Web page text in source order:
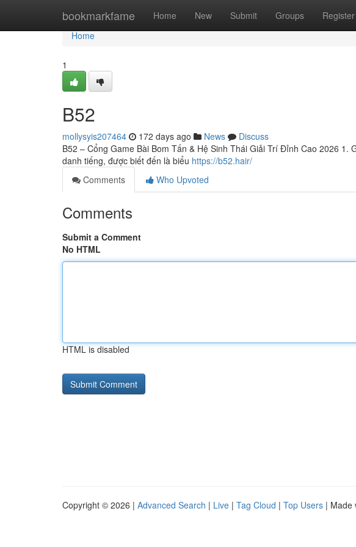
bookmarkfame Home New Submit Groups Register
Home
Home
1
B52
mollysyis207464 172 days ago News
Discuss
B52 – Cổng Game Bài Bom Tấn & Hệ Sinh Thái Giải Trí Đỉnh Cao 2026
danh tiếng, được biết đến là biểu https://b52.hair/
Comments
Who Upvoted
Comments
Submit a Comment
No HTML
HTML is disabled
Copyright © 2026 | Advanced Search | Live | Tag Cloud | Top Users | Made